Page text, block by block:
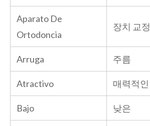
Aparato De
Ortodoncia
장치 교정
Arruga 주름
Atractivo 매력적인
Bajo 낮은